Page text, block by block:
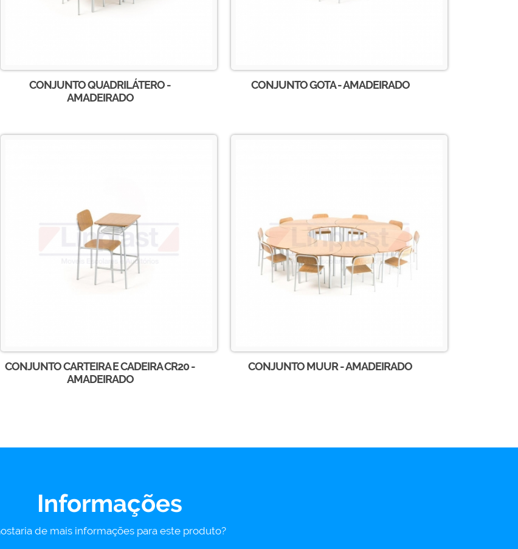
CONJUNTO QUADRILÁTERO -
AMADEIRADO
CONJUNTO GOTA - AMADEIRADO
CONJUNTO CARTEIRA E CADEIRA CR20 -
AMADEIRADO
CONJUNTO MUUR - AMADEIRADO
Informações
de mais informações para este produto?